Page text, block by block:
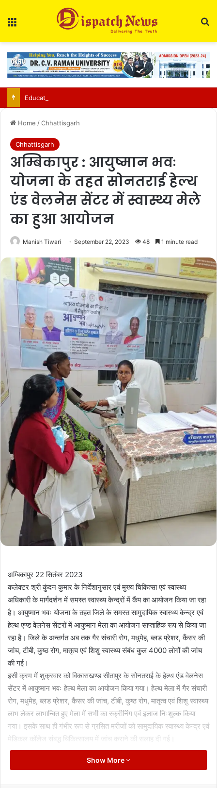
Home /Chhattisgarh
Chhattisgarh
अम्बिकापुर : आयुष्मान भवः
योजना के तहत सोनतराई हेल्थ
एंड वेलनेस सेंटर में स्वास्थ्य मेले
का हुआ आयोजन
Manish Tiwari September 22, 2023 48 1 minute read
अम्बिकापुर 22 सितंबर 2023
कलेक्टर श्री कुंदन कुमार के निर्देशानुसार एवं मुख्य चिकित्सा एवं स्वास्थ्य
अधिकारी के मार्गदर्शन में समस्त स्वास्थ्य केन्द्रों में कैंप का आयोजन किया जा रहा
है। आयुष्मान भवः योजना के तहत जिले के समस्त सामुदायिक स्वास्थ्य केन्द्र एवं
हेल्थ एण्ड वेलनेस सेंटरों में आयुष्मान मेला का आयोजन साप्ताहिक रूप से किया जा
रहा है। जिले के अन्तर्गत अब तक गैर संचारी रोग, मधुमेह, ब्लड प्रेशर, कैंसर की
जांच, टीबी, कुष्ठ रोग, मातृत्व एवं शिशु स्वास्थ्य संबंध कुल 4000 लोगों की जांच
की गई।
इसी क्रम में शुक्रवार को विकासखण्ड सीतापुर के सोनतराई के हेल्थ एंड वेलनेस
सेंटर में आयुष्मान भवः हेल्थ मेला का आयोजन किया गया। हेल्थ मेला में गैर संचारी
रोग, मधुमेह, ब्लड प्रेशर, कैंसर की जांच, टीबी, कुष्ठ रोग, मातृत्व एवं शिशु स्वास्थ्य
लाभ लेकर लाभान्वित हुए मेला में सभी का स्क्रीनिंग एवं इलाज निःशुल्क किया
गया। इसके साथ ही गंभीर रूप से ग्रसित मरीजों को सामुदायिक स्वास्थ्य केन्द्र एवं
मेडिकल कॉलेज संबद्ध चिकित्सालय में जांच कराने की सलाह दी गई।
Show More